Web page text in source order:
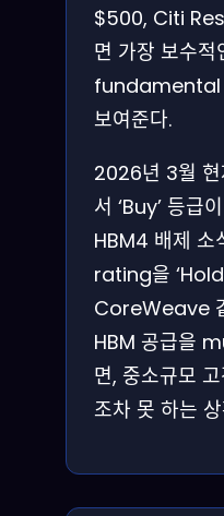
$500, Citi
면 가장 보수적
fundamental
보여준다.
2026년 3월 현
서 ‘Buy’ 등급
HBM4 배제 소
rating을
CoreWeave
HBM 공급을
면, 중소규모
조차 못 하는